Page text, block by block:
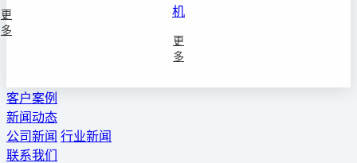
更
多
机
更
多
客户案例
新闻动态
公司新闻 行业新闻
联系我们